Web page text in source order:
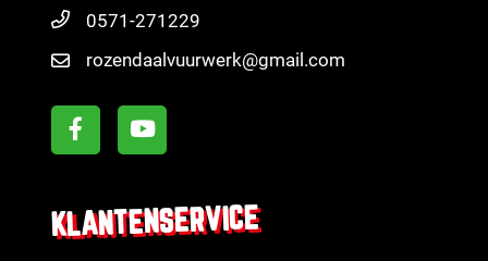
0571-271229
rozendaalvuurwerk@gmail.com
KLANTENSERVICE